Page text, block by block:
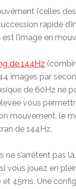
(celles
rapide
l’image en
de 144Hz
images par
de 60Hz ne
vous
mouvement, le
de 144Hz.
ne s’arrêtent pas
vous jouez en
et 45ms. Une